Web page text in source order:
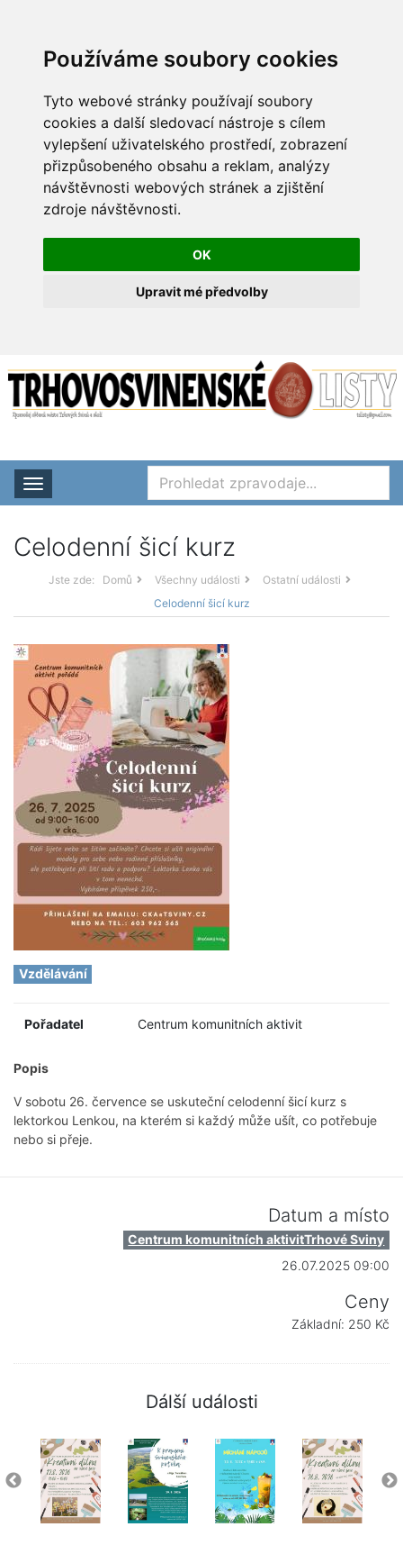
Používáme soubory cookies
Tyto webové stránky používají soubory
cookies a další sledovací nástroje s cílem
vylepšení uživatelského prostředí, zobrazení
přizpůsobeného obsahu a reklam, analýzy
návštěvnosti webových stránek a zjištění
zdroje návštěvnosti.
OK
Upravit mé předvolby
Rozbalit nabídku
Celodenní šicí kurz
Jste zde: Domů Všechny události
Ostatní události
Celodenní šicí kurz
Vzdělávání
Pořadatel Centrum komunitních aktivit
Popis
V sobotu 26. července se uskuteční celodenní šicí kurz s
lektorkou Lenkou, na kterém si každý může ušít, co potřebuje
nebo si přeje.
Datum a místo
Centrum komunitních aktivitTrhové Sviny
26.07.2025 09:00
Ceny
Základní: 250 Kč
Dálší události